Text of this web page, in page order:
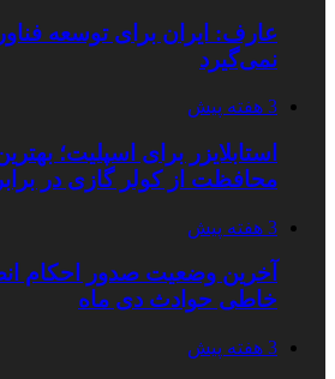
عارف: ایران برای توسعه
نمی‌گیرد
3 هفته پیش
استابلایزر برای اسپلیت؛
محافظت از کولر گازی در
3 هفته پیش
آخرین وضعیت صدور احکام
خاطی حوادث دی ماه
3 هفته پیش